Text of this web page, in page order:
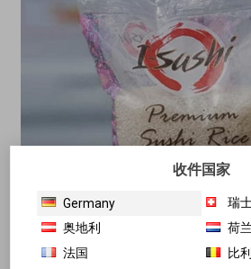
收件国家
Germany
瑞
奥地利
荷兰
法国
比